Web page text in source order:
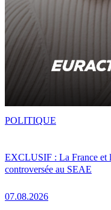
EXCLUSIF : La France et
controversée au SEAE
07.08.2026
POLITIQUE